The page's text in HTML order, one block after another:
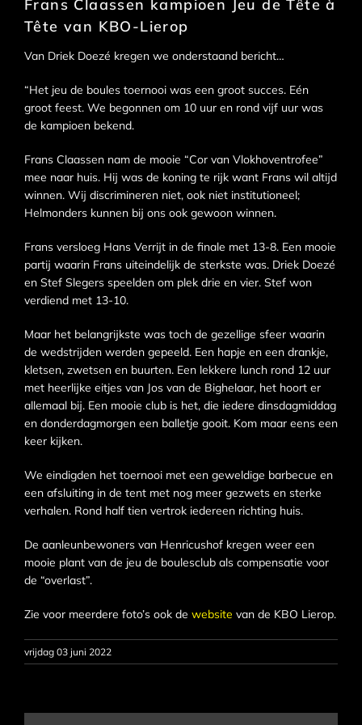
Frans Claassen kampioen Jeu de Tête à
Tête van KBO-Lierop
Van Driek Doezé kregen we onderstaand bericht…
“Het jeu de boules toernooi was een groot succes. Eén
groot feest. We begonnen om 10 uur en rond vijf uur was
de kampioen bekend.
Frans Claassen nam de mooie “Cor van Vlokhoventrofee”
mee naar huis. Hij was de koning te rijk want Frans wil altijd
winnen. Wij discrimineren niet, ook niet institutioneel;
Helmonders kunnen bij ons ook gewoon winnen.
Frans versloeg Hans Verrijt in de finale met 13-8. Een mooie
partij waarin Frans uiteindelijk de sterkste was. Driek Doezé
en Stef Slegers speelden om plek drie en vier. Stef won
verdiend met 13-10.
Maar het belangrijkste was toch de gezellige sfeer waarin
de wedstrijden werden gepeeld. Een hapje en een drankje,
kletsen, zwetsen en buurten. Een lekkere lunch rond 12 uur
met heerlijke eitjes van Jos van de Bighelaar, het hoort er
allemaal bij. Een mooie club is het, die iedere dinsdagmiddag
en donderdagmorgen een balletje gooit. Kom maar eens een
keer kijken.
We eindigden het toernooi met een geweldige barbecue en
een afsluiting in de tent met nog meer gezwets en sterke
verhalen. Rond half tien vertrok iedereen richting huis.
De aanleunbewoners van Henricushof kregen weer een
mooie plant van de jeu de boulesclub als compensatie voor
de “overlast”.
Zie voor meerdere foto’s ook de website van de KBO Lierop.
vrijdag 03 juni 2022